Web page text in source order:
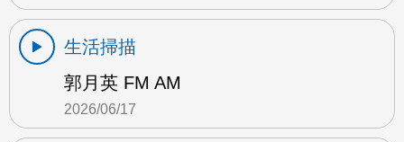
生活掃描
郭月英 FM AM
2026/06/17